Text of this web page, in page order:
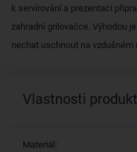
k servírování a prezentaci
zahradní grilovačce. Výhodou
nechat uschnout na vzdušném
Vlastnosti
Materiál: